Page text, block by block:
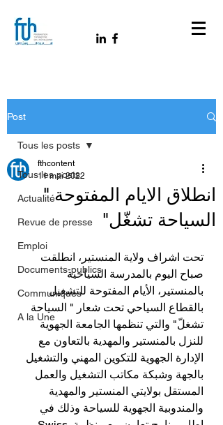
Post
Tous les posts
Actualité
Revue de presse
Emploi
Documents-publics
Communiqués
A la Une
Tous les posts
انطلاق الايام المفتوحة "
السياحة تشغّل"
fthcontent
11 mai 2022
تحت اشراف ولاية المنستير، انطلقت
صباح اليوم بالمدرسة السياحية
بالمنستير، الأيام المفتوحة للتشغيل
بالقطاع السياحي تحت شعار " السياحة
تشغلّ" والتي تنظمها الجامعة الجهوية
للنزل بالمنستير والمهدية بالتعاون مع
الإدارة الجهوية للتكوين المهني والتشغيل
بالجهة وشبكة مكاتب التشغيل والعمل
المستقل بولايتي المنستير والمهدية
والمندوبية الجهوية للسياحة وذلك في